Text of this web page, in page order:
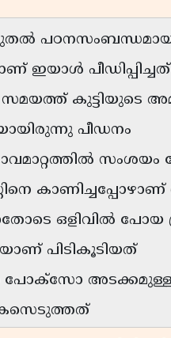
ഇയാൾ പീഡിപ്പിച്ചത്
കുട്ടിയുടെ
പീഡനം
ഒളിവിൽ പോയ
പിടികൂടിയത്
പോക്സോ